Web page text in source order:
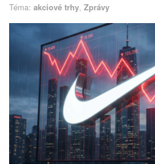
Téma: akciové trhy, Zprávy